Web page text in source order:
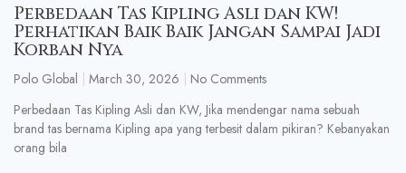
Perbedaan Tas Kipling Asli dan KW!
Perhatikan Baik Baik Jangan Sampai Jadi
Korban Nya
Polo Global March 30, 2026
No Comments
Perbedaan Tas Kipling Asli dan KW, Jika mendengar nama sebuah
brand tas bernama Kipling apa yang terbesit dalam pikiran? Kebanyakan
orang bila